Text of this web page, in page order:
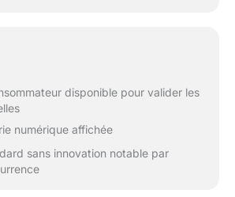
disponible pour valider les
numérique affichée
sans innovation notable par